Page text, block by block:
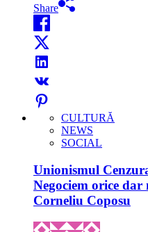
Share
CULTURĂ
NEWS
SOCIAL
Unionismul
Negociem orice
Corneliu Coposu